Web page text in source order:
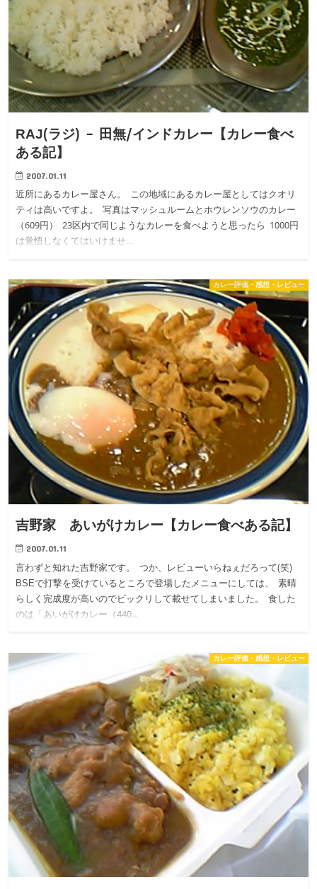
RAJ(ラジ) – 田無/インドカレー【カレー食べ
ある記】
2007.01.11
近所にあるカレー屋さん。 この地域にあるカレー屋としてはクオリ
ティは高いですよ。 写真はマッシュルームとホウレンソウのカレー
（609円） 23区内で同じようなカレーを食べようと思ったら 1000円
は覚悟しなくてはいけませ…
カレー評価・感想・レビュー
吉野家 あいがけカレー【カレー食べある記】
2007.01.11
言わずと知れた吉野家です。 つか、レビューいらねぇだろって(笑)
BSEで打撃を受けているところで登場したメニューにしては、 素晴
らしく完成度が高いのでビックリして載せてしまいました。 食した
のは「あいがけカレー（440…
カレー評価・感想・レビュー